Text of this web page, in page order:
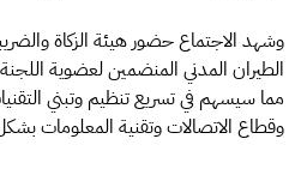
وشهد الاجتماع حضور هيئة الزكاة
الطيران المدني المنضمين لعضوية
مما سيسهم في تسريع تنظيم وتبني
وقطاع الاتصالات وتقنية المعلومات